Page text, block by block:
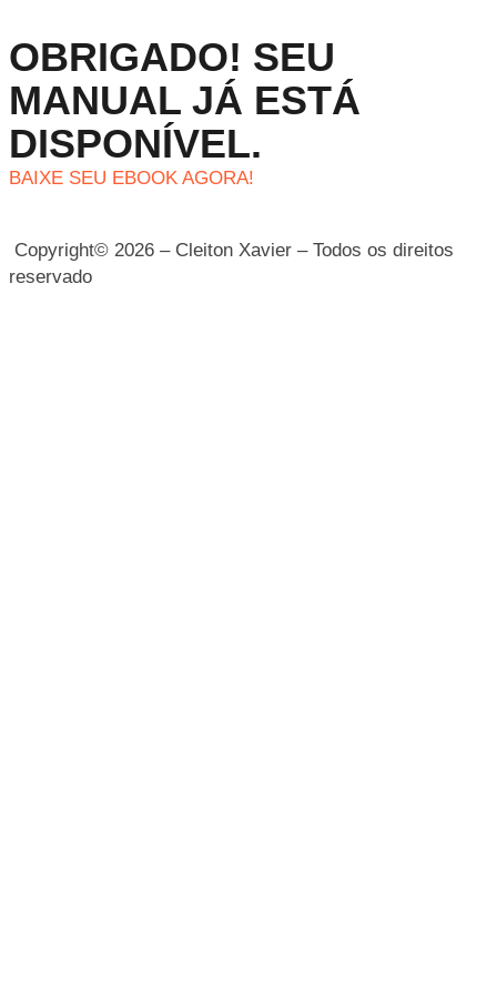
OBRIGADO! SEU
MANUAL JÁ ESTÁ
DISPONÍVEL.
BAIXE SEU EBOOK AGORA!
Copyright© 2026 – Cleiton Xavier – Todos os direitos
reservado